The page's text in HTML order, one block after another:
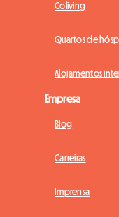
Coliving
Quartos de
Alojamentos
Empresa
Blog
Carreiras
Imprensa